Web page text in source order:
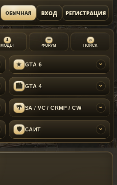
ОБЫЧНАЯ ВХОД РЕГИСТРАЦИЯ
⬇
МОДЫ
☰
ФОРУМ
⌕
ПОИСК
★ GTA 6 ›
🏙 GTA 4 ›
🌴 SA / VC / CRMP / CW ›
🛡 САЙТ ›